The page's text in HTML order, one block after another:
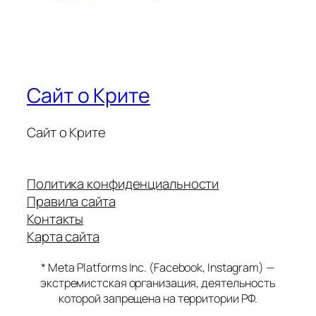
Сайт о Крите
Сайт о Крите
Политика конфиденциальности
Правила сайта
Контакты
Карта сайта
* Meta Platforms Inc. (Facebook, Instagram) —
экстремистская организация, деятельность
которой запрещена на территории РФ.